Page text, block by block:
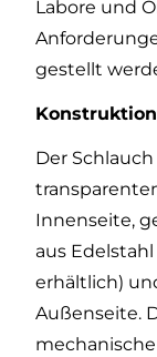
Labore und
gestellt
Der
Innenseite,
aus Edelstahl
erhältlich)
Außenseite.